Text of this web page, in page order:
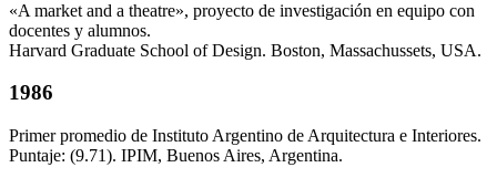
«A market and a theatre», proyecto de investigación en equipo con
docentes y alumnos.
Harvard Graduate School of Design. Boston, Massachussets, USA.
1986
Primer promedio de Instituto Argentino de Arquitectura e Interiores.
Puntaje: (9.71). IPIM, Buenos Aires, Argentina.